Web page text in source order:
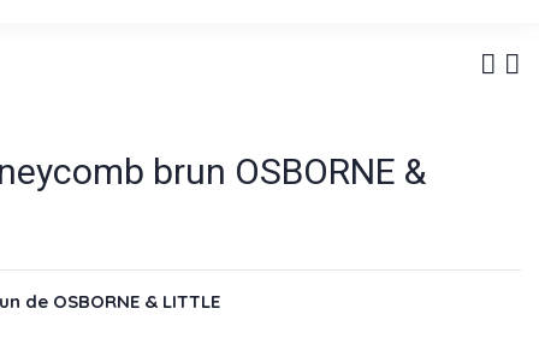
brun OSBORNE &
de OSBORNE & LITTLE